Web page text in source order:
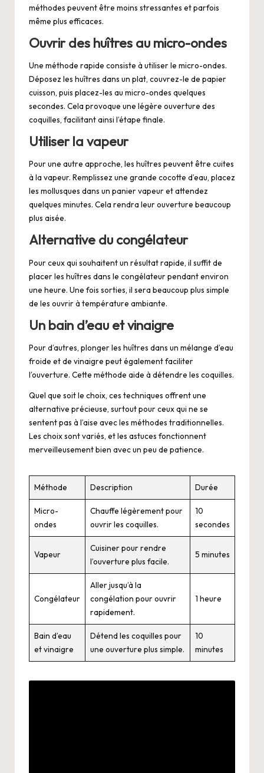
méthodes peuvent être moins stressantes et parfois
même plus efficaces.
Ouvrir des huîtres au micro-ondes
Une méthode rapide consiste à utiliser le micro-ondes.
Déposez les huîtres dans un plat, couvrez-le de papier
cuisson, puis placez-les au micro-ondes quelques
secondes. Cela provoque une légère ouverture des
coquilles, facilitant ainsi l’étape finale.
Utiliser la vapeur
Pour une autre approche, les huîtres peuvent être cuites
à la vapeur. Remplissez une grande cocotte d’eau, placez
les mollusques dans un panier vapeur et attendez
quelques minutes. Cela rendra leur ouverture beaucoup
plus aisée.
Alternative du congélateur
Pour ceux qui souhaitent un résultat rapide, il suffit de
placer les huîtres dans le congélateur pendant environ
une heure. Une fois sorties, il sera beaucoup plus simple
de les ouvrir à température ambiante.
Un bain d’eau et vinaigre
Pour d’autres, plonger les huîtres dans un mélange d’eau
froide et de vinaigre peut également faciliter
l’ouverture. Cette méthode aide à détendre les coquilles.
Quel que soit le choix, ces techniques offrent une
alternative précieuse, surtout pour ceux qui ne se
sentent pas à l’aise avec les méthodes traditionnelles.
Les choix sont variés, et les astuces fonctionnent
merveilleusement bien avec un peu de patience.
Méthode Description Durée
Micro-
ondes
Chauffe légèrement pour
ouvrir les coquilles.
10
secondes
Vapeur
Cuisiner pour rendre
l’ouverture plus facile.
5 minutes
Congélateur
Aller jusqu’à la
congélation pour ouvrir
rapidement.
1 heure
Bain d’eau
et vinaigre
Détend les coquilles pour
une ouverture plus simple.
10
minutes